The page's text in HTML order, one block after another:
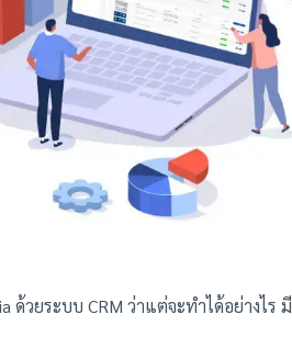
วยระบบ CRM ว่าแต่จะทำได้อย่างไร มี